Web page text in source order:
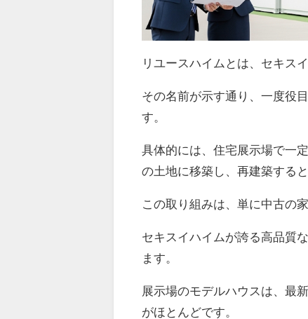
リユースハイムとは、セキス
その名前が示す通り、一度役
す。
具体的には、住宅展示場で一
の土地に移築し、再建築する
この取り組みは、単に中古の
セキスイハイムが誇る高品質
ます。
展示場のモデルハウスは、最
がほとんどです。